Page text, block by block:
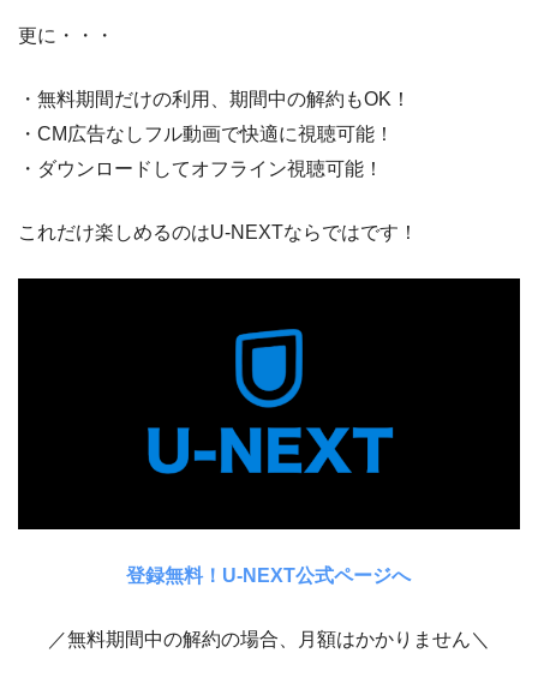
更に・・・
・無料期間だけの利用、期間中の解約もOK！
・CM広告なしフル動画で快適に視聴可能！
・ダウンロードしてオフライン視聴可能！
これだけ楽しめるのはU-NEXTならではです！
登録無料！U-NEXT公式ページへ
／無料期間中の解約の場合、月額はかかりません＼